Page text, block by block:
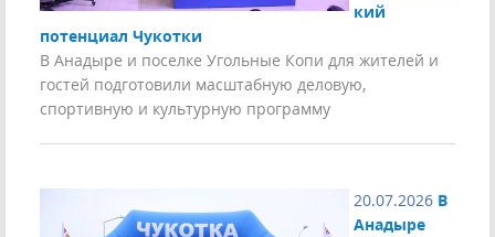
кий
потенциал Чукотки
В Анадыре и поселке Угольные Копи для жителей и
гостей подготовили масштабную деловую,
спортивную и культурную программу
20.07.2026 В
Анадыре